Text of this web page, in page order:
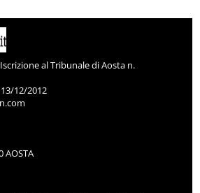
al Tribunale di Aosta n.
12/2012
AOSTA